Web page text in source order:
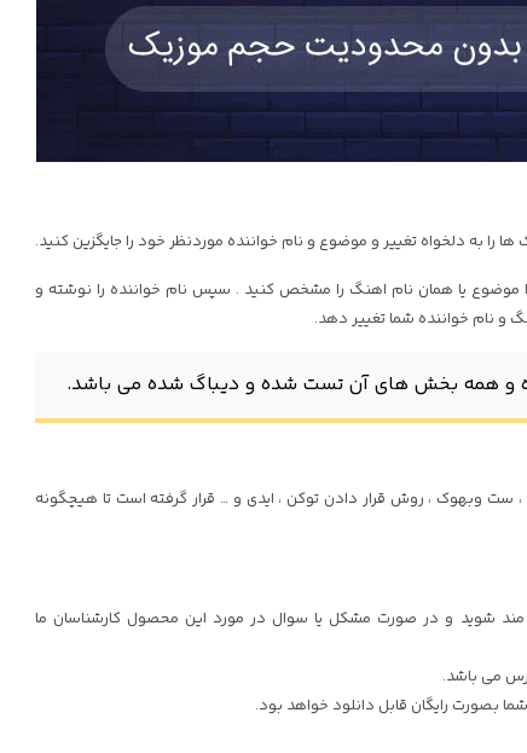
را به دلخواه تغییر و موضوع و نام خواننده موردنظر خود را جایگزین کنید.
موضوع یا همان نام اهنگ را مشخص کنید . سپس نام خواننده را نوشته و
و نام خواننده شما تغییر دهد.
و همه بخش های آن تست شده و دیباگ شده می باشد.
وبهوک ، روش قرار دادن توکن ، ایدی و … قرار گرفته است تا هیچگونه
مند شوید و در صورت مشکل یا سوال در مورد این محصول کارشناسان ما
می باشد.
بصورت رایگان قابل دانلود خواهد بود.